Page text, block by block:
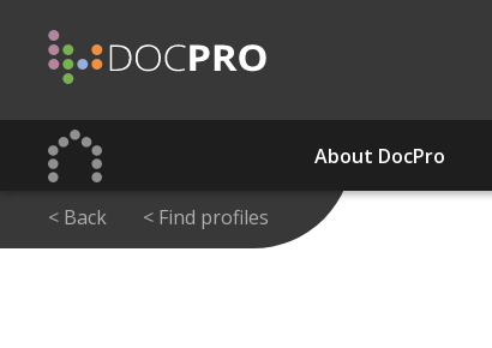
content
Navigation
About DocPro
< Back < Find profiles